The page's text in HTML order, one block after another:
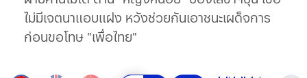
ไม่มีเจตนาแอบแฝง หวังช่วยกันเอาชนะเผด็จการ
ก่อนขอโทษ "เพื่อไทย"